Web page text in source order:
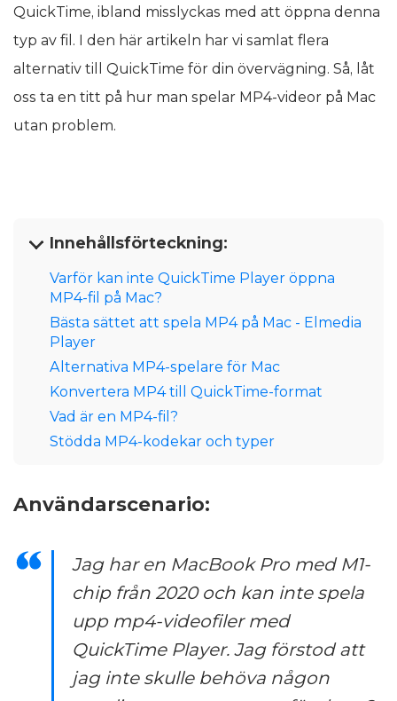
QuickTime, ibland misslyckas med att öppna denna
typ av fil. I den här artikeln har vi samlat flera
alternativ till QuickTime för din övervägning. Så, låt
oss ta en titt på hur man spelar MP4-videor på Mac
utan problem.
Innehållsförteckning:
Varför kan inte QuickTime Player öppna
MP4-fil på Mac?
Bästa sättet att spela MP4 på Mac - Elmedia
Player
Alternativa MP4-spelare för Mac
Konvertera MP4 till QuickTime-format
Vad är en MP4-fil?
Stödda MP4-kodekar och typer
Användarscenario:
Jag har en MacBook Pro med M1-
chip från 2020 och kan inte spela
upp mp4-videofiler med
QuickTime Player. Jag förstod att
jag inte skulle behöva någon